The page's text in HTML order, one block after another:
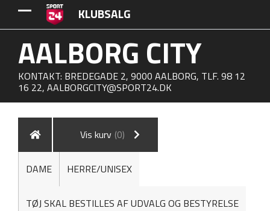
KLUBSALG
AALBORG CITY
KONTAKT: BREDEGADE 2, 9000 AALBORG, TLF. 98 12
16 22, AALBORGCITY@SPORT24.DK
Vis kurv (0)
DAME HERRE/UNISEX
TØJ SKAL BESTILLES AF UDVALG OG BESTYRELSE